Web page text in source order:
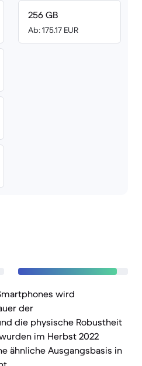
256 GB
Ab: 175.17 EUR
wird
der
die physische Robustheit
im Herbst 2022
ähnliche Ausgangsbasis in